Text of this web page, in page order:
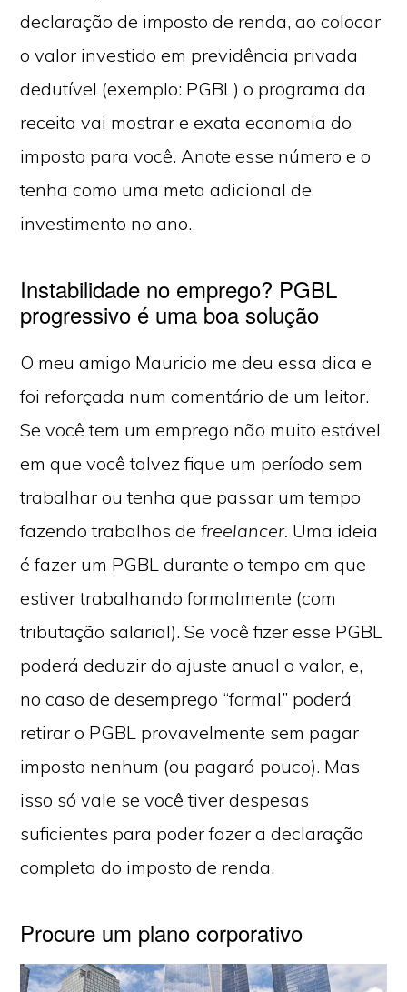
declaração de imposto de renda, ao colocar
o valor investido em previdência privada
dedutível (exemplo: PGBL) o programa da
receita vai mostrar e exata economia do
imposto para você. Anote esse número e o
tenha como uma meta adicional de
investimento no ano.
Instabilidade no emprego? PGBL
progressivo é uma boa solução
O meu amigo Mauricio me deu essa dica e
foi reforçada num comentário de um leitor.
Se você tem um emprego não muito estável
em que você talvez fique um período sem
trabalhar ou tenha que passar um tempo
fazendo trabalhos defreelancer. Uma ideia
é fazer um PGBL durante o tempo em que
estiver trabalhando formalmente (com
tributação salarial). Se você fizer esse PGBL
poderá deduzir do ajuste anual o valor, e,
no caso de desemprego “formal” poderá
retirar o PGBL provavelmente sem pagar
imposto nenhum (ou pagará pouco). Mas
isso só vale se você tiver despesas
suficientes para poder fazer a declaração
completa do imposto de renda.
Procure um plano corporativo